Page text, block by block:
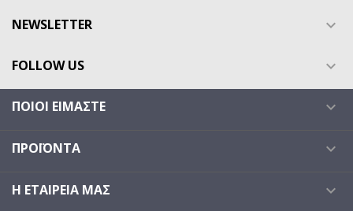
NEWSLETTER 
FOLLOW US 
ΠΟΙΟΙ ΕΊΜΑΣΤΕ 
ΠΡΟΪΌΝΤΑ 
Η ΕΤΑΙΡΕΊΑ ΜΑΣ 